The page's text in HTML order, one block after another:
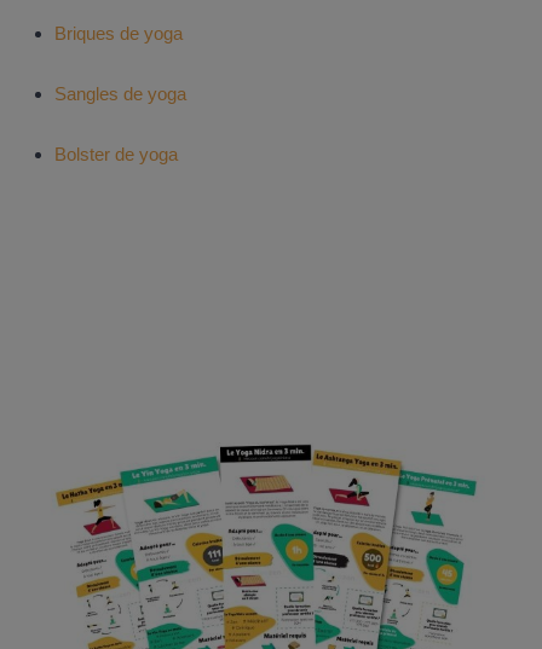
Briques de yoga
Sangles de yoga
Bolster de yoga